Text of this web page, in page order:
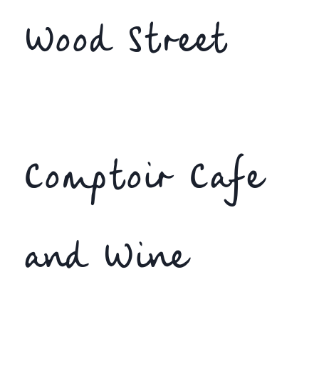
Wood Street
Comptoir Cafe
and Wine